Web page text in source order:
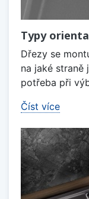
Typy
Dřezy se
na jaké straně
potřeba při
Číst více